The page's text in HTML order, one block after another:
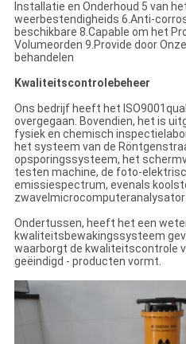
Installatie en Onderhoud 5 van
weerbestendigheids 6.Anti-
beschikbare 8.Capable om het
Volumeorden 9.Provide door
behandelen
Kwaliteitscontrolebeheer
Ons bedrijf heeft het
overgegaan. Bovendien, het is
fysiek en chemisch
het systeem van de
opsporingssysteem, het
testen machine, de foto-
emissiespectrum, evenals
zwavelmicrocomputeranalysator
Ondertussen, heeft het een
kwaliteitsbewakingssysteem
waarborgt de kwaliteitscontrole
geëindigd - producten vormt.